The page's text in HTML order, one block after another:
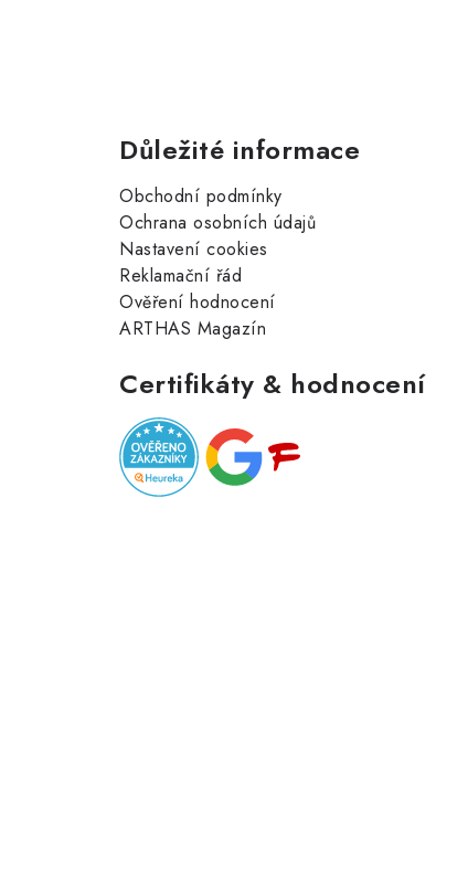
Důležité informace
Obchodní podmínky
Ochrana osobních údajů
Nastavení cookies
Reklamační řád
Ověření hodnocení
ARTHAS Magazín
Certifikáty & hodnocení